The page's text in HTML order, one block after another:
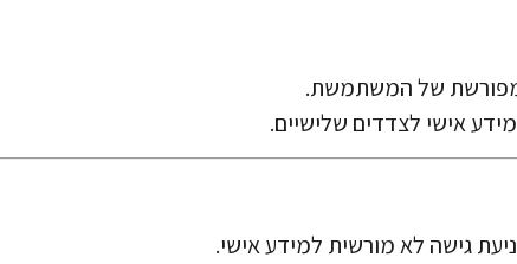
מפורשת של המשתמשת.